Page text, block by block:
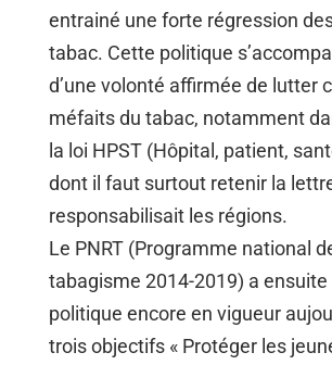
entrainé une forte régression
tabac. Cette politique
d’une volonté affirmée de lutter
méfaits du tabac, notamment
la loi HPST (Hôpital, patient,
dont il faut surtout retenir la
responsabilisait les régions.
Le PNRT (Programme national
tabagisme 2014-2019) a ensuite
politique encore en vigueur
trois objectifs « Protéger les